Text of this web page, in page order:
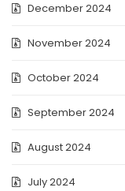
December 2024
November 2024
October 2024
September 2024
August 2024
July 2024